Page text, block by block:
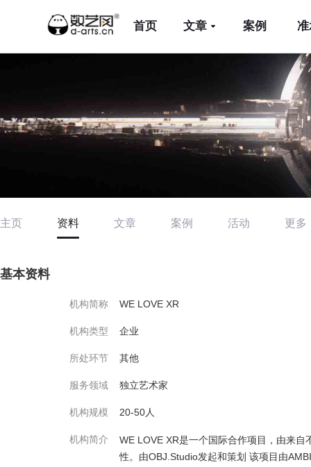
首页 文章 案例
主页 资料 文章 案例 活动 更多
基本资料
机构简称 WE LOVE XR
机构类型 企业
所处环节 其他
服务领域 独立艺术家
机构规模 20-50人
机构简介
WE LOVE XR是一个国际合作项目，由来
性。由OBJ.Studio发起和策划 该项目由